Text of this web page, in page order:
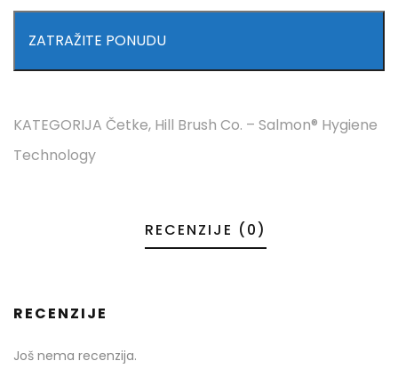
ZATRAŽITE PONUDU
KATEGORIJA Četke, Hill Brush Co. – Salmon® Hygiene
Technology
RECENZIJE (0)
RECENZIJE
Još nema recenzija.